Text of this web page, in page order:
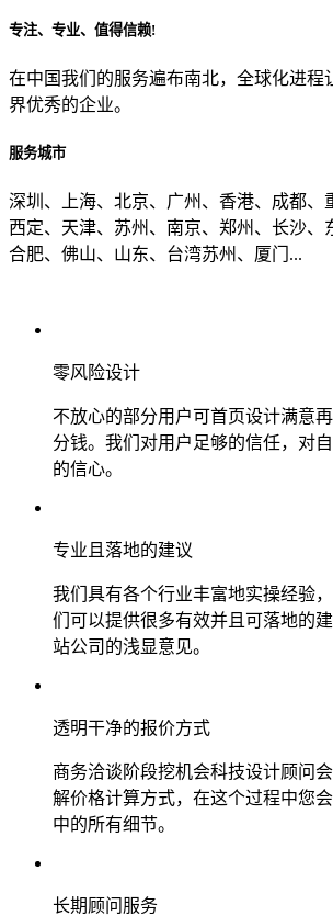
专注、专业、值得信赖!
在中国我们的服务遍布南北，全球化进程
界优秀的企业。
服务城市
深圳、上海、北京、广州、香港、成都、
西定、天津、苏州、南京、郑州、长沙、
合肥、佛山、山东、台湾苏州、厦门...
零风险设计
不放心的部分用户可首页设计满意
分钱。我们对用户足够的信任，对
的信心。
专业且落地的建议
我们具有各个行业丰富地实操经验
们可以提供很多有效并且可落地的
站公司的浅显意见。
透明干净的报价方式
商务洽谈阶段挖机会科技设计顾问
解价格计算方式，在这个过程中您
中的所有细节。
长期顾问服务